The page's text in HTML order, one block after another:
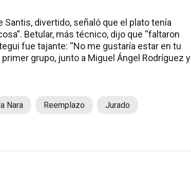
divertido, señaló que el plato tenía
Betular, más técnico, dijo que “faltaron
fue tajante: “No me gustaría estar en tu
grupo, junto a Miguel Ángel Rodríguez y
Nara Reemplazo Jurado